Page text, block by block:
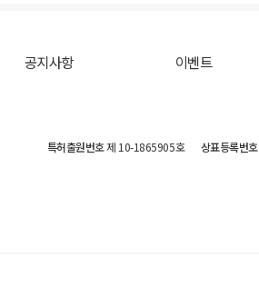
공지사항 이벤트
특허출원번호제 10-1865905호 상표등록번호